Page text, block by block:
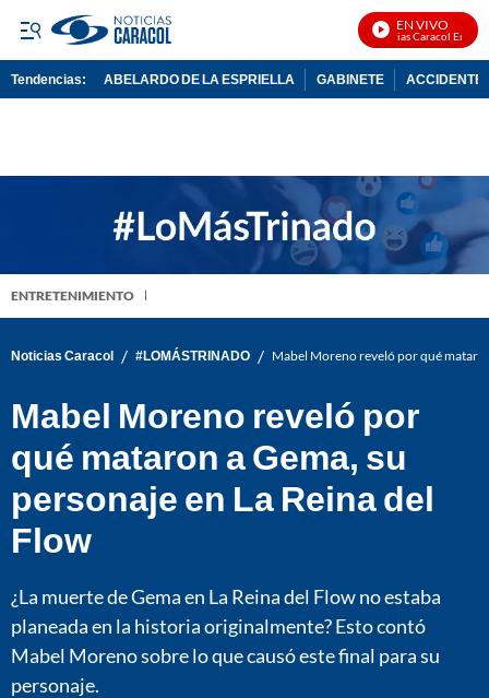
EN VIVO
Noticias Caracol En Vivo
Tendencias: ABELARDO DE LA ESPRIELLA GABINETE ACCIDENTE
ENTRETENIMIENTO
Noticias Caracol / #LOMÁSTRINADO / Mabel Moreno reveló por qué
Mabel Moreno reveló por
qué mataron a Gema, su
personaje en La Reina del
Flow
¿La muerte de Gema en La Reina del Flow no estaba
planeada en la historia originalmente? Esto contó
Mabel Moreno sobre lo que causó este final para su
personaje.